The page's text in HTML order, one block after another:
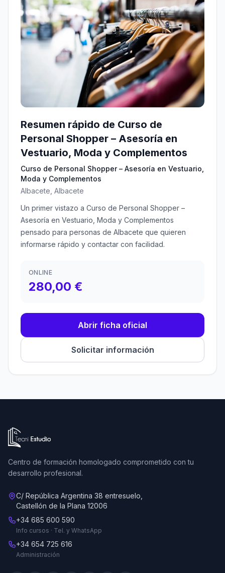
Resumen rápido de Curso de
Personal Shopper – Asesoría en
Vestuario, Moda y Complementos
Curso de Personal Shopper – Asesoría en Vestuario,
Moda y Complementos
Albacete, Albacete
Un primer vistazo a Curso de Personal Shopper –
Asesoría en Vestuario, Moda y Complementos
pensado para personas de Albacete que quieren
informarse rápido y contactar con facilidad.
ONLINE
280,00 €
Abrir ficha oficial
Solicitar información
Ir a la página de inicio de Tecni Estudio
Centro de formación homologado comprometido con tu
desarrollo profesional.
C/ República Argentina 38 entresuelo,
Castellón de la Plana 12006
+34 685 600 590
Info cursos · Tel. y WhatsApp
+34 654 725 616
Administración